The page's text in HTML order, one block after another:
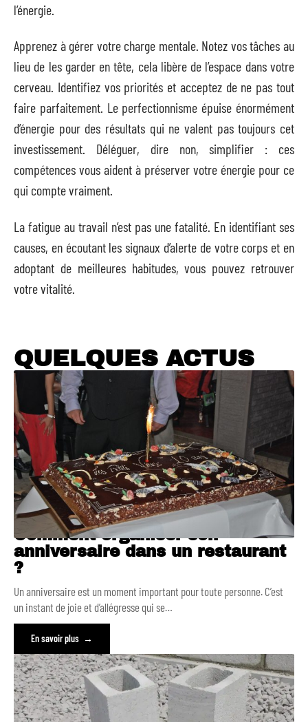
l’énergie.
Apprenez à gérer votre charge mentale. Notez vos tâches au
lieu de les garder en tête, cela libère de l’espace dans votre
cerveau. Identifiez vos priorités et acceptez de ne pas tout
faire parfaitement. Le perfectionnisme épuise énormément
d’énergie pour des résultats qui ne valent pas toujours cet
investissement. Déléguer, dire non, simplifier : ces
compétences vous aident à préserver votre énergie pour ce
qui compte vraiment.
La fatigue au travail n’est pas une fatalité. En identifiant ses
causes, en écoutant les signaux d’alerte de votre corps et en
adoptant de meilleures habitudes, vous pouvez retrouver
votre vitalité.
QUELQUES ACTUS
Comment organiser son
anniversaire dans un restaurant
?
Un anniversaire est un moment important pour toute personne. C’est
un instant de joie et d’allégresse qui se…
En savoir plus